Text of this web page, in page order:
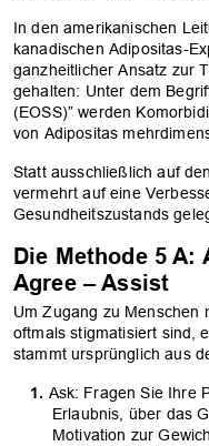
In den amerikanischen
kanadischen Adipositas-
ganzheitlicher Ansatz zur
gehalten: Unter dem
(EOSS)” werden
von Adipositas
Statt ausschließlich auf
vermehrt auf eine
Gesundheitszustands
Die Methode 5 A:
Agree – Assist
Um Zugang zu Menschen
oftmals stigmatisiert sind,
stammt ursprünglich aus
Ask: Fragen Sie Ihre
Erlaubnis, über das
Motivation zur